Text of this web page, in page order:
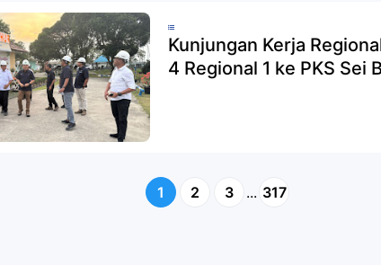
Kunjungan Kerja
4 Regional 1 ke PKS Sei
1 2 3 ... 317